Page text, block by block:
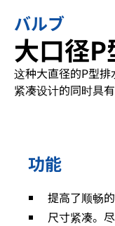
バルブ
大口径
这种大直径的P型
紧凑设计的同时具有
功能
提高了顺畅
尺寸紧凑。